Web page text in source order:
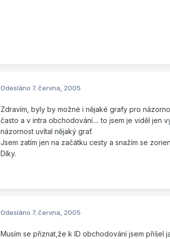
Odesláno 7. června, 2005
Zdravím, byly by možné i nějaké grafy pro
často a v intra obchodování.... to jsem je viděl jen
názornost uvítal nějaký graf.
Jsem zatím jen na začátku cesty a snažím se
Díky.
Odesláno 7. června, 2005
Musím se přiznat,že k ID obchodování jsem